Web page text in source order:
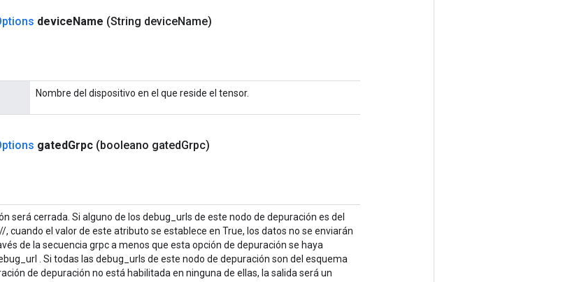
deviceName (String deviceName)
Nombre del dispositivo en el que reside el tensor.
gatedGrpc (booleano gatedGrpc)
será cerrada. Si alguno de los debug_urls de este nodo de depuración es del
, cuando el valor de este atributo se establece en True, los datos no se enviarán
de la secuencia grpc a menos que esta opción de depuración se haya
. Si todas las debug_urls de este nodo de depuración son del esquema
de depuración no está habilitada en ninguna de ellas, la salida será un